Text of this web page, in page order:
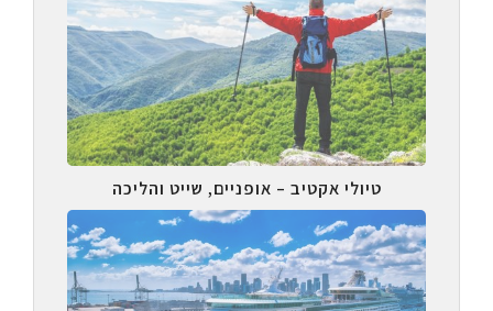
טיולי אקטיב – אופניים, שייט והליכה